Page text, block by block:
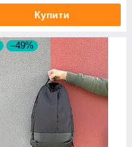
Купити
–49%